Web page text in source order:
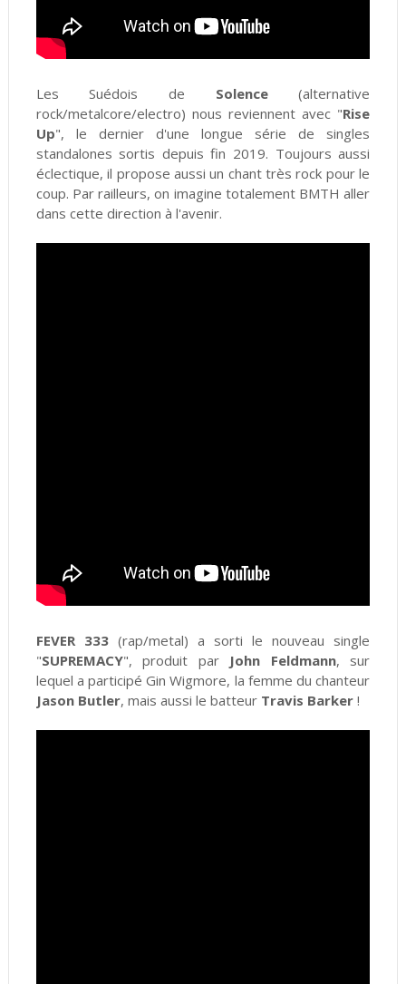
Les Suédois de Solence(alternative
rock/metalcore/electro) nous reviennent avec "Rise
Up", le dernier d'une longue série de singles
standalones sortis depuis fin 2019. Toujours aussi
éclectique, il propose aussi un chant très rock pour le
coup. Par railleurs, on imagine totalement BMTH aller
dans cette direction à l'avenir.
FEVER 333(rap/metal) a sorti le nouveau single
"SUPREMACY", produit par John Feldmann, sur
lequel a participé Gin Wigmore, la femme du chanteur
Jason Butler, mais aussi le batteur Travis Barker!